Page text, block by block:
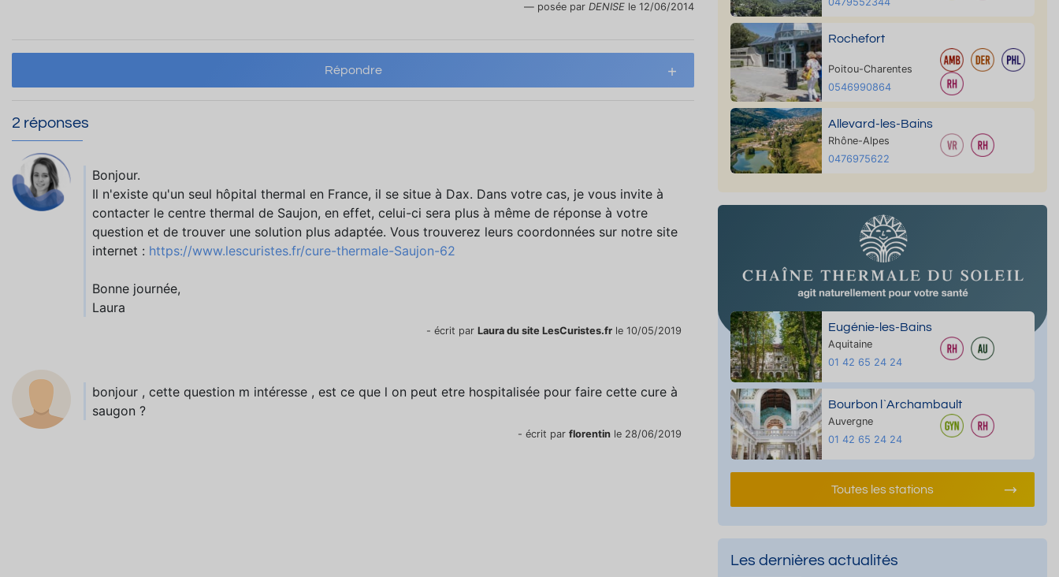
posée par DENISE le 12/06/2014
Répondre
2 réponses
Bonjour.
Il n'existe qu'un seul hôpital thermal en France, il se situe à Dax. Dans votre cas, je vous invite à
contacter le centre thermal de Saujon, en effet, celui-ci sera plus à même de réponse à votre
question et de trouver une solution plus adaptée. Vous trouverez leurs coordonnées sur notre site
internet : https://www.lescuristes.fr/cure-thermale-Saujon-62
Bonne journée,
Laura
- écrit par Laura du site LesCuristes.frle 10/05/2019
bonjour , cette question m intéresse , est ce que l on peut etre hospitalisée pour faire cette cure à
saugon ?
- écrit par florentinle 28/06/2019
Rochefort
Poitou-Charentes
0546990864
Allevard-les-Bains
Rhône-Alpes
0476975622
Eugénie-les-Bains
Aquitaine
01 42 65 24 24
Bourbon l`Archambault
Auvergne
01 42 65 24 24
Toutes les stations
Les dernières actualités